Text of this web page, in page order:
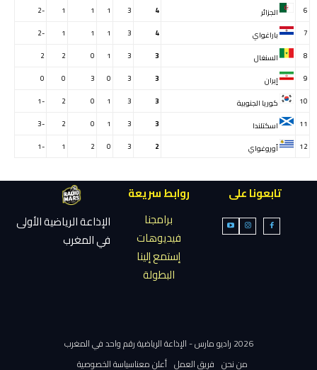
6
الجزائر 4
3
1
1
1
-2
7
باراغواي 4
3
1
1
1
-2
8
السنغال 3
3
1
0
2
2
9
إيران 3
3
0
3
0
0
10
كوريا الجنوبية 3
3
1
0
2
-1
11
اسكتلندا 3
3
1
0
2
-3
12
أوروغواي 2
3
0
2
1
-1
تابعونا على
روابط سريعة
برامجنا
فيديوهات
إستمع إلينا
البطولة
الإذاعة الرياضية الأولى
في المغرب
2026 راديو مارس - الإذاعة الرياضية رقم واحد في المغرب
من نحن فريق العمل أعلن معناسياسة الخصوصية